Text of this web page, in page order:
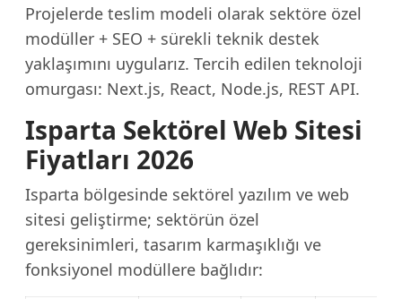
Projelerde teslim modeli olarak sektöre özel
modüller + SEO + sürekli teknik destek
yaklaşımını uygularız. Tercih edilen teknoloji
omurgası: Next.js, React, Node.js, REST API.
Isparta Sektörel Web Sitesi
Fiyatları 2026
Isparta bölgesinde sektörel yazılım ve web
sitesi geliştirme; sektörün özel
gereksinimleri, tasarım karmaşıklığı ve
fonksiyonel modüllere bağlıdır: